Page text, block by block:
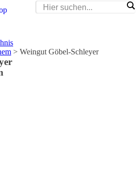
> Weingut Göbel-Schleyer